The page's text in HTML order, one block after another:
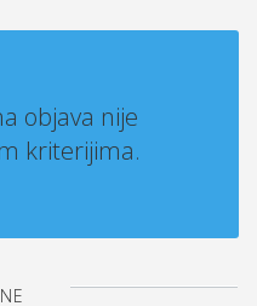
objava nije
kriterijima.